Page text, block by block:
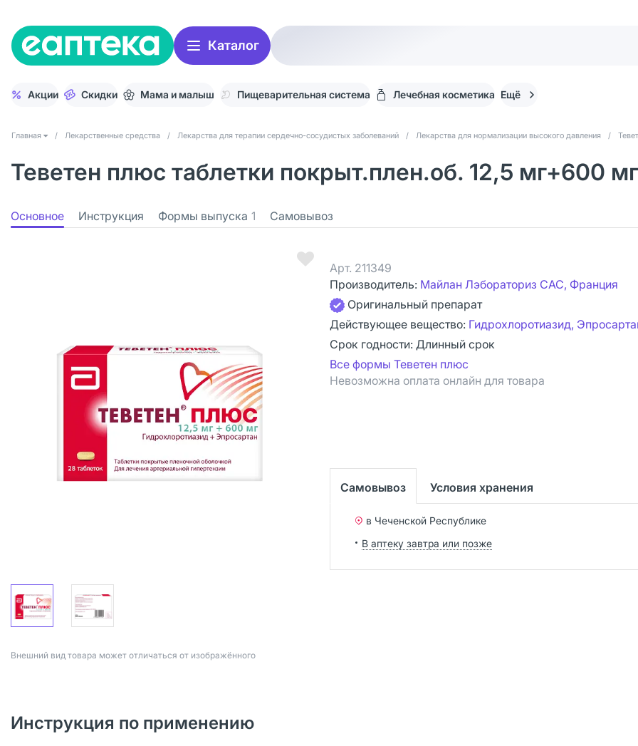
Каталог
Акции Скидки Мама и малыш Пищеварительная система Лечебная косметика Ещё
Главная / Лекарственные средства / Лекарства для терапии сердечно-сосудистых заболеваний / Лекарства для нормализации высокого давления /
Теветен плюс таблетки покрыт.плен.об. 12,5 мг+600
Основное Инструкция Формы выпуска 1 Самовывоз
Bнешний вид товара может отличаться от изображённого
Арт. 211349
Производитель: Майлан Лэбораториз САС, Франция
Оригинальный препарат
Действующее вещество: Гидрохлоротиазид,
Срок годности: Длинный срок
Все формы Теветен плюс
Невозможна оплата онлайн для товара
Самовывоз Условия хранения
в Чеченской Республике
В аптеку завтра или позже
Инструкция по применению